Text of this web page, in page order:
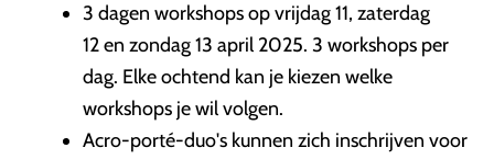
3 dagen workshops op vrijdag 11, zaterdag
12 en zondag 13 april 2025. 3 workshops per
dag. Elke ochtend kan je kiezen welke
workshops je wil volgen.
Acro-porté-duo's kunnen zich inschrijven voor